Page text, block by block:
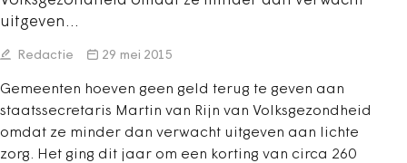
uitgeven…
Redactie 29 mei 2015
Gemeenten hoeven geen geld terug te geven aan
staatssecretaris Martin van Rijn van Volksgezondheid
omdat ze minder dan verwacht uitgeven aan lichte
zorg. Het ging dit jaar om een korting van circa 260